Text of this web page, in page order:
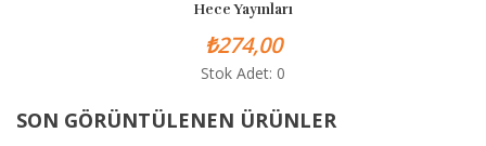
Hece Yayınları
₺274,00
Stok Adet: 0
SON GÖRÜNTÜLENEN ÜRÜNLER